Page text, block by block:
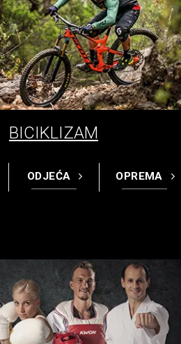
BICIKLIZAM
ODJEĆA OPREMA